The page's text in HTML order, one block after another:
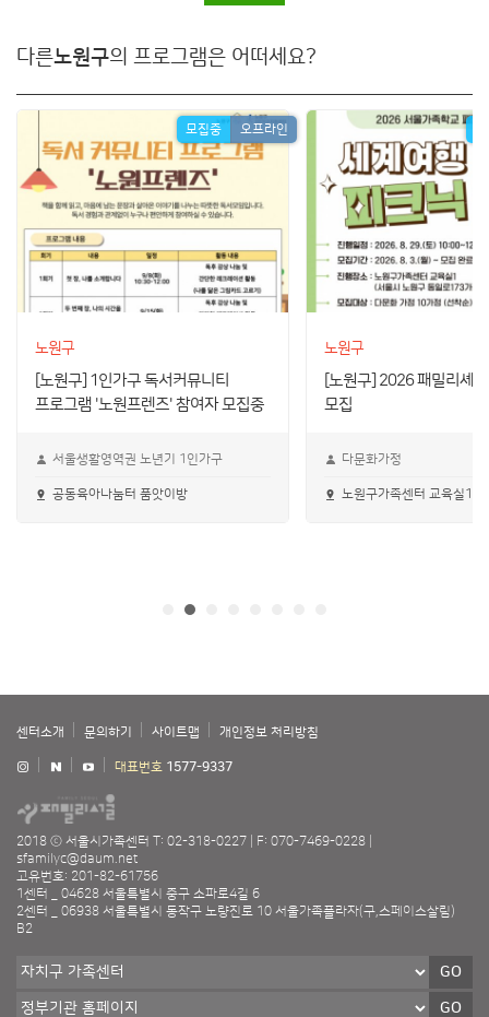
다른노원구의 프로그램은 어떠세요?
모집중 오프라인
노원구
[노원구] 1인가구 독서커뮤니티
프로그램 '노원프렌즈' 참여자 모집중
서울생활영역권 노년기 1인가구
공동육아나눔터 품앗이방
노원구
[노원구] 2026 패밀리셰
모집
다문화가정
노원구가족센터 교육실1
센터소개 문의하기 사이트맵 개인정보 처리방침
대표번호 1577-9337
2018 ⓒ 서울시가족센터 T: 02-318-0227
F: 070-7469-0228
sfamilyc@daum.net
고유번호: 201-82-61756
1센터 _ 04628 서울특별시 중구 소파로4길 6
2센터 _ 06938 서울특별시 동작구 노량진로 10 서울가족플라자(구,스페이스살림)
B2
GO
GO